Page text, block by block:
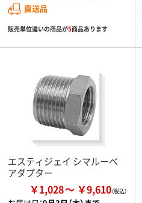
直送品
販売単位違いの商品が5商品あります
エスティジェイ シマルーベ
アダプター
￥1,028 ￥9,610